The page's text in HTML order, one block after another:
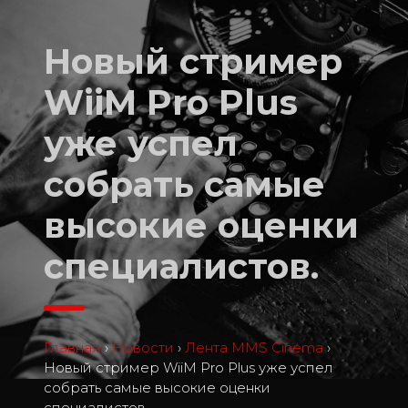
Новый стример
WiiM Pro Plus
уже успел
собрать самые
высокие оценки
специалистов.
Главная › Новости › Лента MMS Cinema ›
Новый стример WiiM Pro Plus уже успел
собрать самые высокие оценки